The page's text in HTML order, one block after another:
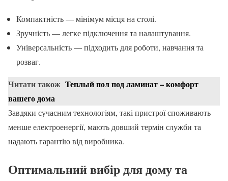
Компактність — мінімум місця на столі.
Зручність — легке підключення та налаштування.
Універсальність — підходить для роботи, навчання та
розваг.
Читати також Теплый пол под ламинат – комфорт
вашего дома
Завдяки сучасним технологіям, такі пристрої споживають
менше електроенергії, мають довший термін служби та
надають гарантію від виробника.
Оптимальний вибір для дому та